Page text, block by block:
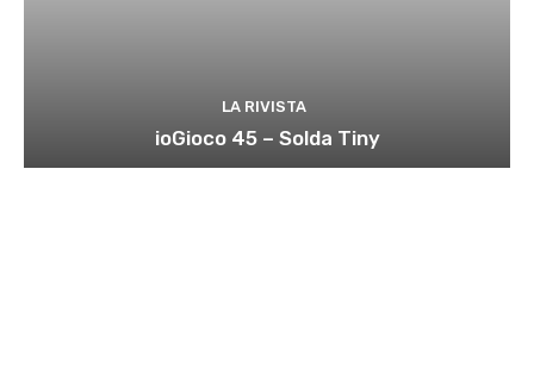
LA RIVISTA
ioGioco 45 – Solda Tiny